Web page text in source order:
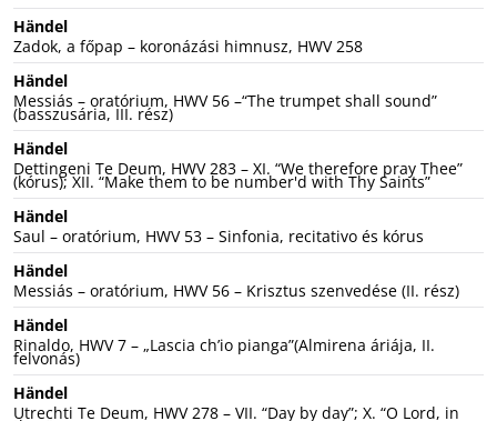
Händel
Zadok, a főpap – koronázási himnusz, HWV 258
Händel
Messiás – oratórium, HWV 56 –“The trumpet shall sound”
(basszusária, III. rész)
Händel
Dettingeni Te Deum, HWV 283 – XI. “We therefore pray Thee”
(kórus); XII. “Make them to be number'd with Thy Saints”
Händel
Saul – oratórium, HWV 53 – Sinfonia, recitativo és kórus
Händel
Messiás – oratórium, HWV 56 – Krisztus szenvedése (II. rész)
Händel
Rinaldo, HWV 7 – „Lascia ch’io pianga”(Almirena áriája, II.
felvonás)
Händel
Utrechti Te Deum, HWV 278 – VII. “Day by day”; X. “O Lord, in